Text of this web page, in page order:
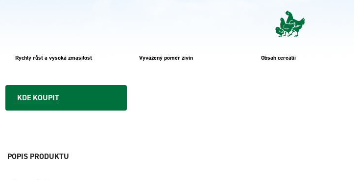
Rychlý růst a vysoká zmasilost Vyvážený poměr živin Obsah cereálií
KDE KOUPIT
POPIS PRODUKTU